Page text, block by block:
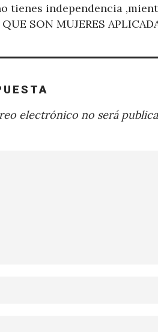
tienes independencia
SON MUJERES
electrónico no será